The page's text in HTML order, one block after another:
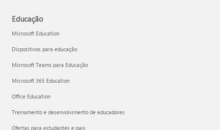
Educação
Microsoft Education
Dispositivos para educação
Microsoft Teams para Educação
Microsoft 365 Education
Office Education
Treinamento e desenvolvimento de educadores
Ofertas para estudantes e pais